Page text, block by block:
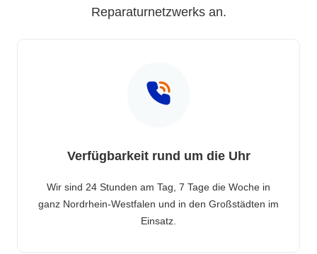
Reparaturnetzwerks an.
Verfügbarkeit rund um die Uhr
Wir sind 24 Stunden am Tag, 7 Tage die Woche in
ganz Nordrhein-Westfalen und in den Großstädten im
Einsatz.